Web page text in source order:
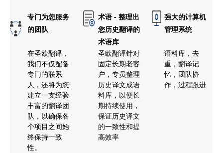
专门为您服务
的团队
术语 - 整理出
您历史翻译的
术语库
强大的计算机
管理系统
在圣欧翻译，
我们不仅配备
专门的联系
人，还将为您
建立一支经验
丰富的翻译团
队，以确保各
个项目之间始
终保持一致
性。
圣欧翻译针对
固定长期老客
户，专员整理
历史译文成语
料库，以便长
期持续使用，
保证历史译文
的一致性和提
高效率
语料库，去
重，翻译记
忆，团队协
作，过程跟进